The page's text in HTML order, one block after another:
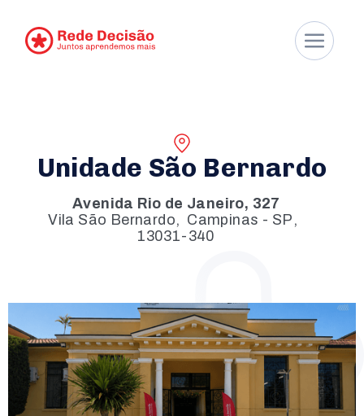
Unidade São Bernardo
Avenida Rio de Janeiro, 327
Vila São Bernardo, Campinas - SP ,
13031-340